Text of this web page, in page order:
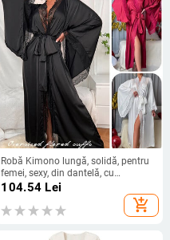
Robă Kimono lungă, solidă, pentru
femei, sexy, din dantelă, cu
patchwork, halat de baie, cu mâneci
evazate, haine de noapte, haine de
mireasa, haine de mireasa.
104.54 Lei
add_shopping_cart